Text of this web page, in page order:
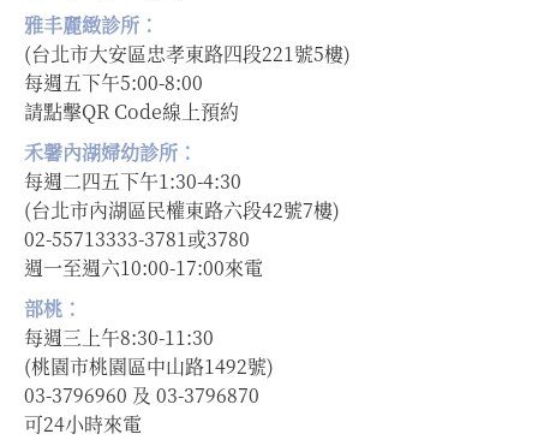
雅丰麗緻診所：
(台北市大安區忠孝東路四段221號5樓)
每週五下午5:00-8:00
請點擊QR Code線上預約
禾馨內湖婦幼診所：
每週二四五下午1:30-4:30
(台北市內湖區民權東路六段42號7樓)
02-55713333-3781或3780
週一至週六10:00-17:00來電
部桃：
每週三上午8:30-11:30
(桃園市桃園區中山路1492號)
03-3796960 及 03-3796870
可24小時來電